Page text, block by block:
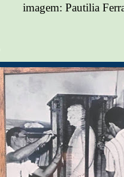
imagem: Pautilia